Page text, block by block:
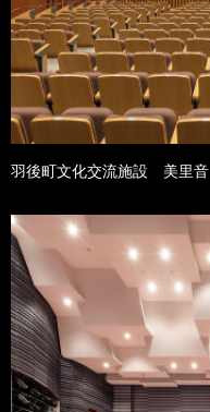
羽後町文化交流施設 美里音